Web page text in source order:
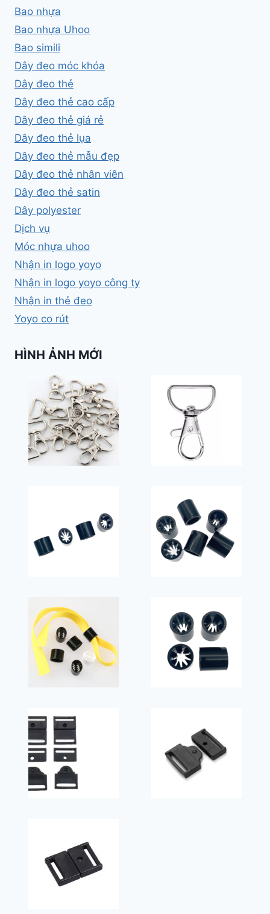
Bao nhựa
Bao nhựa Uhoo
Bao simili
Dây đeo móc khóa
Dây đeo thẻ
Dây đeo thẻ cao cấp
Dây đeo thẻ giá rẻ
Dây đeo thẻ lụa
Dây đeo thẻ mẫu đẹp
Dây đeo thẻ nhân viên
Dây đeo thẻ satin
Dây polyester
Dịch vụ
Móc nhựa uhoo
Nhận in logo yoyo
Nhận in logo yoyo công ty
Nhận in thẻ đeo
Yoyo co rút
HÌNH ẢNH MỚI